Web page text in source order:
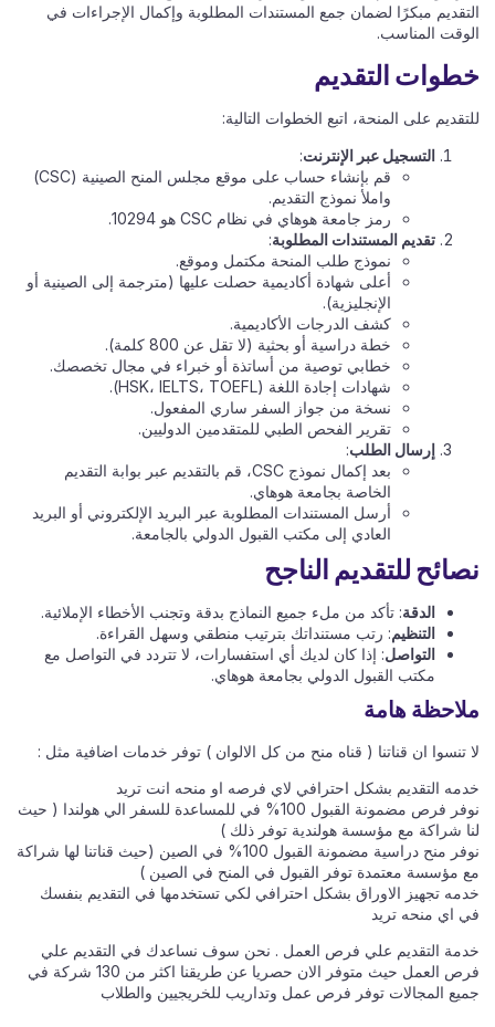
التقديم مبكرًا لضمان جمع المستندات المطلوبة وإكمال الإجراءات في
الوقت المناسب.
خطوات التقديم
للتقديم على المنحة، اتبع الخطوات التالية:
التسجيل عبر الإنترنت:
قم بإنشاء حساب على موقع مجلس المنح الصينية (CSC)
واملأ نموذج التقديم.
رمز جامعة هوهاي في نظام CSC هو 10294.
تقديم المستندات المطلوبة:
نموذج طلب المنحة مكتمل وموقع.
أعلى شهادة أكاديمية حصلت عليها (مترجمة إلى الصينية أو
الإنجليزية).
كشف الدرجات الأكاديمية.
خطة دراسية أو بحثية (لا تقل عن 800 كلمة).
خطابي توصية من أساتذة أو خبراء في مجال تخصصك.
شهادات إجادة اللغة (HSK، IELTS، TOEFL).
نسخة من جواز السفر ساري المفعول.
تقرير الفحص الطبي للمتقدمين الدوليين.
إرسال الطلب:
بعد إكمال نموذج CSC، قم بالتقديم عبر بوابة التقديم
الخاصة بجامعة هوهاي.
أرسل المستندات المطلوبة عبر البريد الإلكتروني أو البريد
العادي إلى مكتب القبول الدولي بالجامعة.
نصائح للتقديم الناجح
الدقة: تأكد من ملء جميع النماذج بدقة وتجنب الأخطاء الإملائية.
التنظيم: رتب مستنداتك بترتيب منطقي وسهل القراءة.
التواصل: إذا كان لديك أي استفسارات، لا تتردد في التواصل مع
مكتب القبول الدولي بجامعة هوهاي.
ملاحظة هامة
لا تنسوا ان قناتنا ( قناه منح من كل الالوان ) توفر خدمات اضافية مثل :
خدمه التقديم بشكل احترافي لاي فرصه او منحه انت تريد
نوفر فرص مضمونة القبول 100% في للمساعدة للسفر الي هولندا ( حيث
لنا شراكة مع مؤسسة هولندية توفر ذلك )
نوفر منح دراسية مضمونة القبول 100% في الصين (حيث قناتنا لها شراكة
مع مؤسسة معتمدة توفر القبول في المنح في الصين )
خدمه تجهيز الاوراق بشكل احترافي لكي تستخدمها في التقديم بنفسك
في اي منحه تريد
خدمة التقديم علي فرص العمل . نحن سوف نساعدك في التقديم علي
فرص العمل حيث متوفر الان حصريا عن طريقنا اكثر من 130 شركة في
جميع المجالات توفر فرص عمل وتداريب للخريجيين والطلاب